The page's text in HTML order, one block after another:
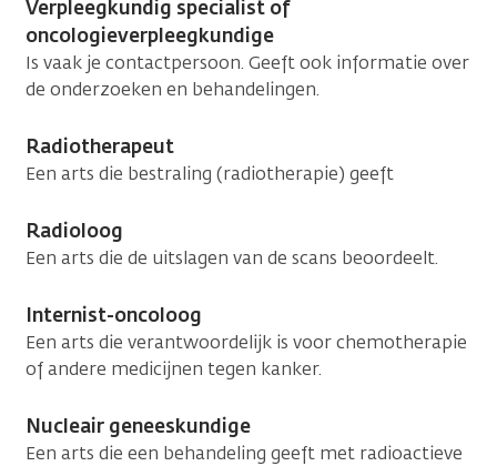
Verpleegkundig specialist of
oncologieverpleegkundige
Is vaak je contactpersoon. Geeft ook informatie over
de onderzoeken en behandelingen.
Radiotherapeut
Een arts die bestraling (radiotherapie) geeft
Radioloog
Een arts die de uitslagen van de scans beoordeelt.
Internist-oncoloog
Een arts die verantwoordelijk is voor chemotherapie
of andere medicijnen tegen kanker.
Nucleair geneeskundige
Een arts die een behandeling geeft met radioactieve